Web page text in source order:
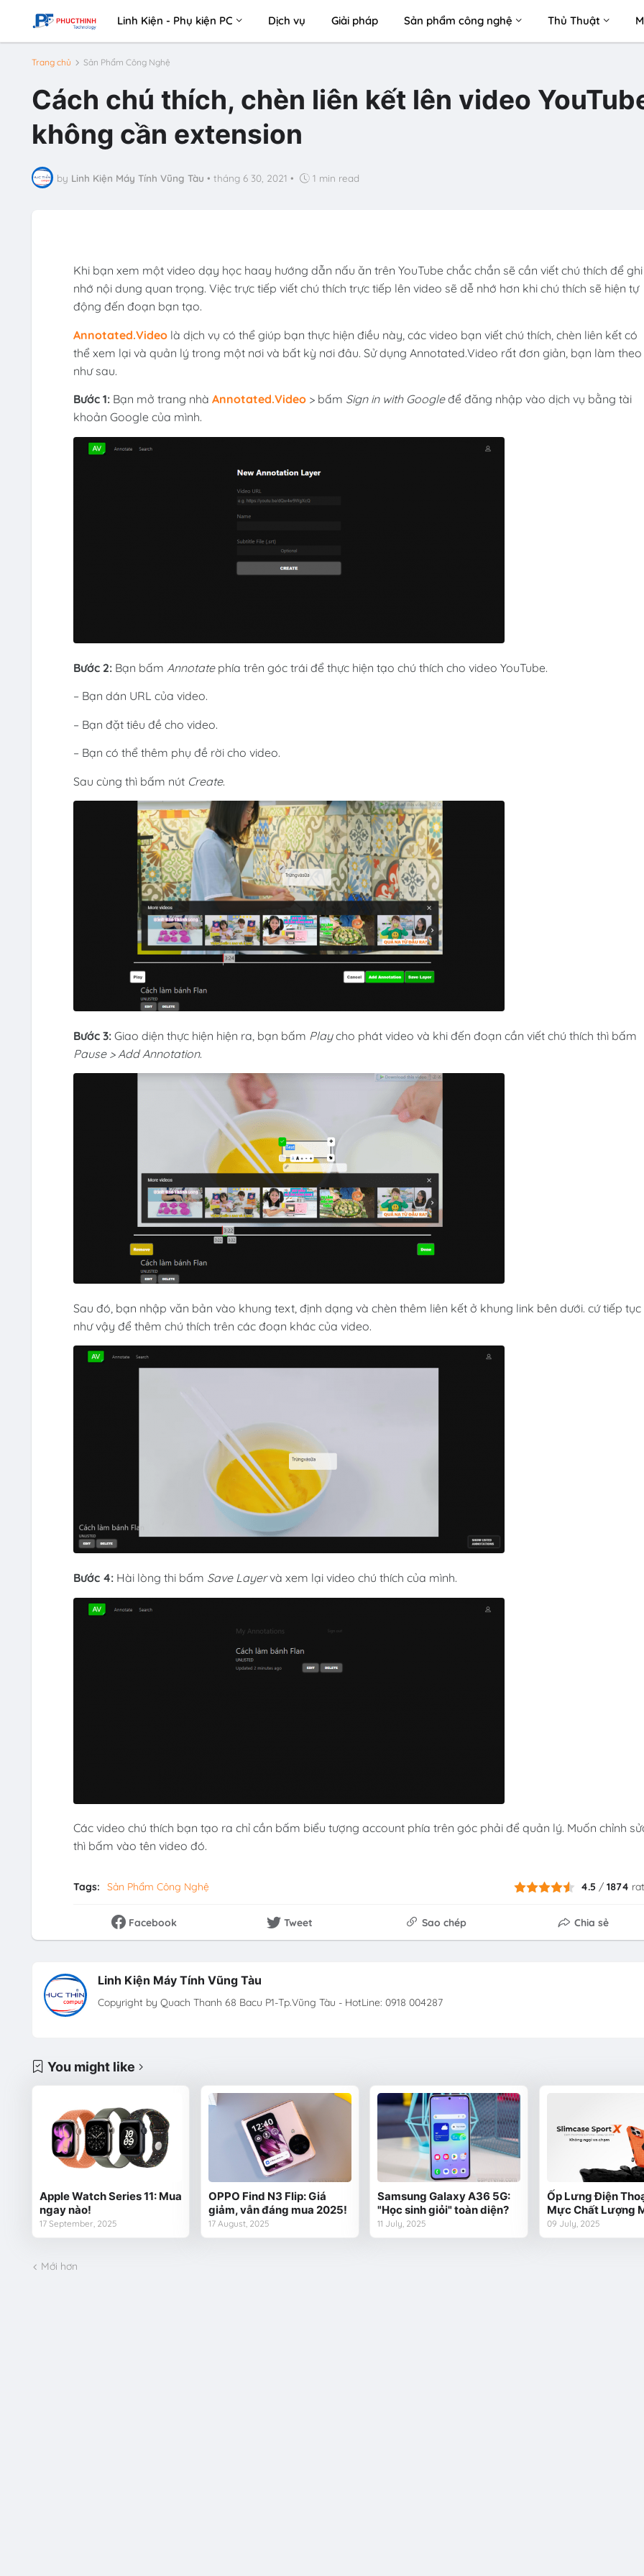
Linh Kiện - Phụ kiện PC Dịch vụ Giải pháp Sản phẩm công nghệ Thủ Thuật
Trang chủ Sản Phẩm Công Nghệ
Cách chú thích, chèn liên kết lên video
không cần extension
by Linh Kiện Máy Tính Vũng Tàu • tháng 6 30, 2021 • 1 min read
Khi bạn xem một video dạy học haay hướng dẫn nấu ăn trên YouTube chắc chắn sẽ cần viết chú thích để ghi
nhớ nội dung quan trọng. Việc trực tiếp viết chú thích trực tiếp lên video sẽ dễ nhớ hơn khi chú thích sẽ hiện tự
động đến đoạn bạn tạo.
Annotated.Videolà dịch vụ có thể giúp bạn thực hiện điều này, các video bạn viết chú thích, chèn liên kết có
thể xem lại và quản lý trong một nơi và bất kỳ nơi đâu. Sử dụng Annotated.Video rất đơn giản, bạn làm theo
như sau.
Bước 1:Bạn mở trang nhà Annotated.Video> bấm Sign in with Googleđể đăng nhập vào dịch vụ bằng tài
khoản Google của mình.
Bước 2:Bạn bấm Annotatephía trên góc trái để thực hiện tạo chú thích cho video YouTube.
– Bạn dán URL của video.
– Bạn đặt tiêu đề cho video.
– Bạn có thể thêm phụ đề rời cho video.
Sau cùng thì bấm nút Create.
Bước 3:Giao diện thực hiện hiện ra, bạn bấm Playcho phát video và khi đến đoạn cần viết chú thích thì bấm
Pause > Add Annotation.
Sau đó, bạn nhập văn bản vào khung text, định dạng và chèn thêm liên kết ở khung link bên dưới. cứ tiếp tục
như vậy để thêm chú thích trên các đoạn khác của video.
Bước 4:Hài lòng thi bấm Save Layervà xem lại video chú thích của mình.
Các video chú thích bạn tạo ra chỉ cần bấm biểu tượng account phía trên góc phải để quản lý. Muốn chỉnh
thì bấm vào tên video đó.
Tags: Sản Phẩm Công Nghệ 4.5 /1874
Facebook Tweet Sao chép Chia sẻ
Linh Kiện Máy Tính Vũng Tàu
Copyright by Quach Thanh 68 Bacu P1-Tp.Vũng Tàu - HotLine: 0918 004287
You might like
Apple Watch Series 11: Mua
ngay nào!
17 September, 2025
OPPO Find N3 Flip: Giá
giảm, vẫn đáng mua 2025!
17 August, 2025
Samsung Galaxy A36 5G:
"Học sinh giỏi" toàn diện?
11 July, 2025
Ốp Lưng Điện
Mực Chất Lượng
09 July, 2025
Mới hơn